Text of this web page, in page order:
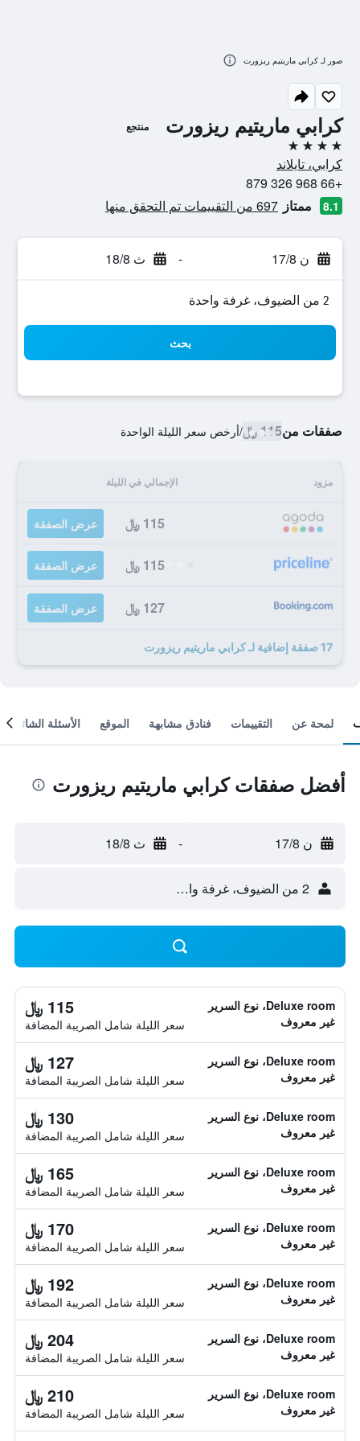
كرابي ماريتيم ريزورت منتجع
4 نجوم
كرابي، تايلاند
+66 968 326 879
8.1 ممتاز 697 من التقييمات تم التحقق منها
ن 17/8 - ث 18/8
2 من الضيوف، غرفة واحدة
بحث
صفقات من115 ﷼ /أرخص سعر الليلة الواحدة
مزود الإجمالي في الليلة
115 ﷼ عرض الصفقة
115 ﷼ عرض الصفقة
127 ﷼ عرض الصفقة
17 صفقة إضافية لـ كرابي ماريتيم ريزورت
صور لـ كرابي ماريتيم ريزورت
لمحة عن التقييمات فنادق مشابهة الموقع الأسئلة الشائعة
أفضل صفقات كرابي ماريتيم ريزورت
ن 17/8 - ث 18/8
2 من الضيوف، غرفة واحدة
Deluxe room، نوع السرير
غير معروف
115 ﷼
سعر الليلة شامل الصريبة المضافة
Deluxe room، نوع السرير
غير معروف
127 ﷼
سعر الليلة شامل الصريبة المضافة
Deluxe room، نوع السرير
غير معروف
130 ﷼
سعر الليلة شامل الصريبة المضافة
Deluxe room، نوع السرير
غير معروف
165 ﷼
سعر الليلة شامل الصريبة المضافة
Deluxe room، نوع السرير
غير معروف
170 ﷼
سعر الليلة شامل الصريبة المضافة
Deluxe room، نوع السرير
غير معروف
192 ﷼
سعر الليلة شامل الصريبة المضافة
Deluxe room، نوع السرير
غير معروف
204 ﷼
سعر الليلة شامل الصريبة المضافة
Deluxe room، نوع السرير
غير معروف
210 ﷼
سعر الليلة شامل الصريبة المضافة